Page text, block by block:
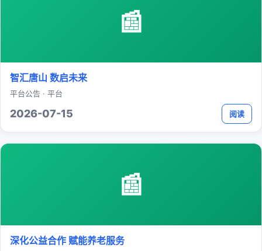
📰
智汇唐山 数启未来
平台公告 · 平台
2026-07-15 阅读
📰
深化公益合作 赋能养老服务